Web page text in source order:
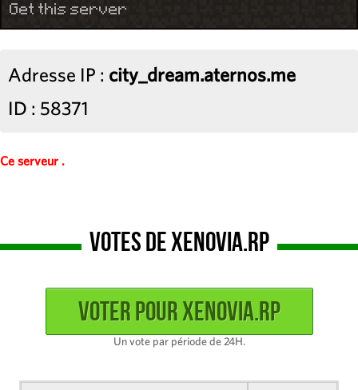
Get this server
Adresse IP : city_dream.aternos.me
ID : 58371
Ce serveur .
Votes de Xenovia.rp
Un vote par période de 24H.